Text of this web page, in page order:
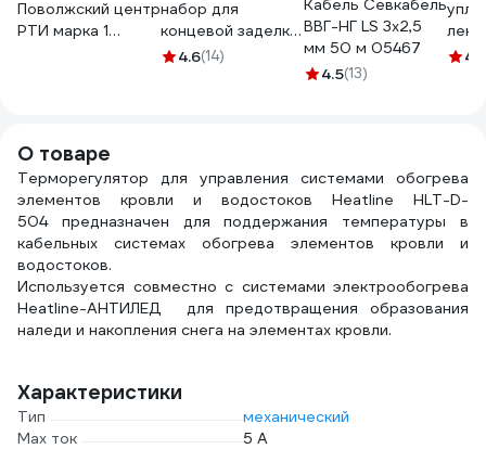
Поволжский центр
РТИ марка 1
набор для
концевой заделки
саморегулирующегося
4.6(14)
Кабель Севкабель
ВВГ-НГ LS 3х2,5
мм 50 м 05467
4.5(13)
ФУМ4.7
О товаре
Терморегулятор для управления системами обогрева
элементов кровли и водостоков Heatline HLT-D-
504 предназначен для поддержания температуры в
кабельных системах обогрева элементов кровли и
водостоков.
Используется совместно с системами электрообогрева
Heatline-АНТИЛЕД для предотвращения образования
наледи и накопления снега на элементах кровли.
Характеристики
Тип
механический
Max ток
5 А